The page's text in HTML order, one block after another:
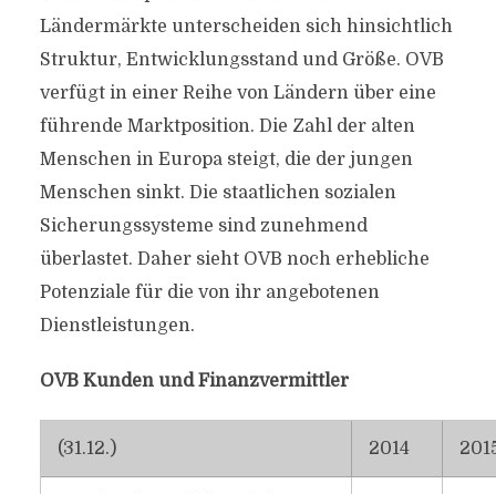
Ländermärkte unterscheiden sich hinsichtlich
Struktur, Entwicklungsstand und Größe. OVB
verfügt in einer Reihe von Ländern über eine
führende Marktposition. Die Zahl der alten
Menschen in Europa steigt, die der jungen
Menschen sinkt. Die staatlichen sozialen
Sicherungssysteme sind zunehmend
überlastet. Daher sieht OVB noch erhebliche
Potenziale für die von ihr angebotenen
Dienstleistungen.
OVB Kunden und Finanzvermittler
(31.12.) 2014